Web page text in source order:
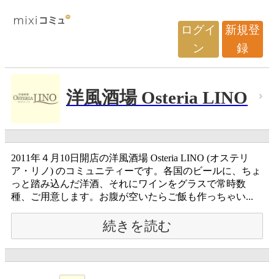
ログイ
ン
新規登
録
洋風酒場 Osteria LINO
2011年４月10日開店の洋風酒場 Osteria LINO (オステリ
ア・リノ) のコミュニティーです。各国のビールに、ちょ
っと踏み込んだ洋酒、それにワインをグラスで常時数
種、ご用意します。お腹が空いたらご飯も作っちゃい...
続きを読む